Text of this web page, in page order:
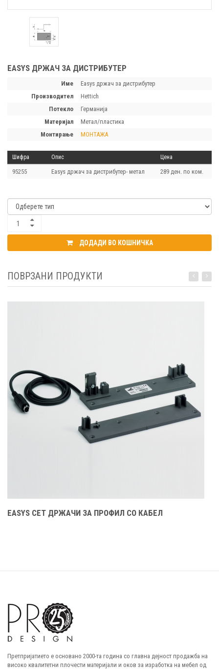
EASYS ДРЖАЧ ЗА ДИСТРИБУТЕР
Име
Easys држач за дистрибутер
производител
Hettich
потекло
Германија
материјал
Метал/пластика
монтирање
МОНТАЖА
Шифра Опис Цена
95255 Easys држач за дистрибутер- метал 289 ден. по ком.
ДОДАДИ ВО КОШНИЧКА
ПОВРЗАНИ ПРОДУКТИ
EASYS СЕТ ДРЖАЧИ ЗА ПРОФИЛ СО КАБЕЛ
Претпријатието е основано 2000-та година со главна дејност продажба на
високо квалитетни плочести материјали и оков за изработка на мебел од